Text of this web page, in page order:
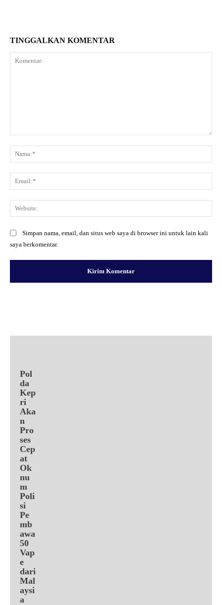
TINGGALKAN KOMENTAR
Simpan nama, email, dan situs web saya di browser ini untuk lain kali
saya berkomentar.
Pol
da
Kep
ri
Aka
n
Pro
ses
Cep
at
Ok
nu
m
Poli
si
Pe
mb
awa
50
Vap
e
dari
Mal
aysi
a